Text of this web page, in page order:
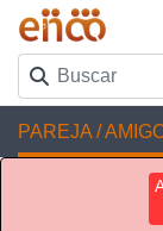
PAREJA /